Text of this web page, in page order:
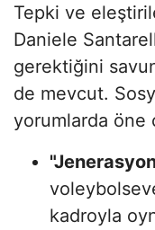
Tepki ve
Daniele
gerektiğini
de mevcut.
yorumlarda öne
kadroyla